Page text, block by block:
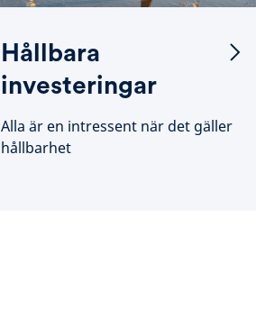
Hållbara
investeringar
Alla är en intressent när det gäller
hållbarhet